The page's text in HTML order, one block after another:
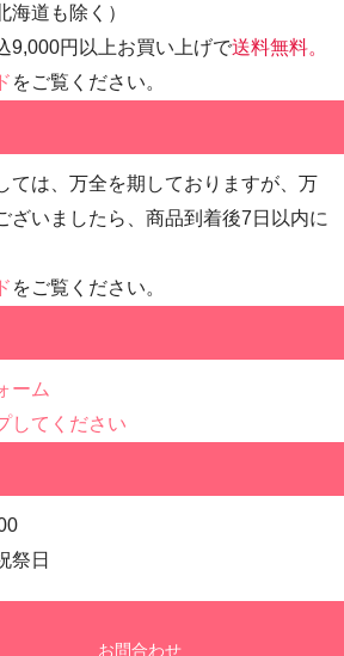
道も除く）
9,000円以上お買い上げで送料無料。
をご覧ください。
ては、万全を期しておりますが、万
ざいましたら、商品到着後7日以内に
をご覧ください。
ーム
してください
祭日
お問合わせ